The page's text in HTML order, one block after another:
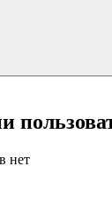
нет